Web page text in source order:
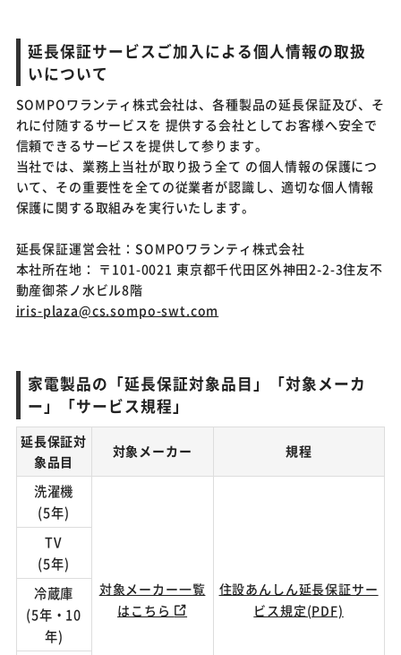
延長保証サービスご加入による個人情報の取扱
いについて
SOMPOワランティ株式会社は、各種製品の延長保証及び、そ
れに付随するサービスを 提供する会社としてお客様へ安全で
信頼できるサービスを提供して参ります。
当社では、業務上当社が取り扱う全て の個人情報の保護につ
いて、その重要性を全ての従業者が認識し、適切な個人情報
保護に関する取組みを実行いたします。
延長保証運営会社：SOMPOワランティ株式会社
本社所在地： 〒101-0021 東京都千代田区外神田2-2-3住友不
動産御茶ノ水ビル8階
iris-plaza@cs.sompo-swt.com
家電製品の「延長保証対象品目」「対象メーカ
ー」「サービス規程」
延長保証対
象品目
対象メーカー 規程
洗濯機
(5年)
対象メーカー一覧
はこちら
住設あんしん延長保証サー
ビス規定(PDF)
TV
(5年)
冷蔵庫
(5年・10
年)